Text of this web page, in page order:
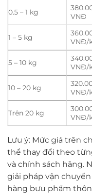
0.5 – 1 kg
VNĐ
1 – 5 kg
VNĐ/
5 – 10 kg
VNĐ/
10 – 20 kg
VNĐ/
Trên 20 kg
VNĐ/
Lưu ý: Mức giá trên
thể thay đổi theo
và chính sách hãng.
giải pháp vận
hàng bưu phẩm